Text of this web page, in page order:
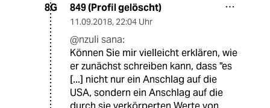
8G 849 (Profil gelöscht)
11.09.2018, 22:04 Uhr
@nzuli sana:
Können Sie mir vielleicht erklären, wie
er zunächst schreiben kann, dass "es
[...] nicht nur ein Anschlag auf die
USA, sondern ein Anschlag auf die